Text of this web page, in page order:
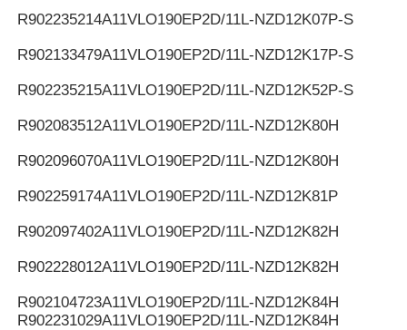
R902235214A11VLO190EP2D/11L-NZD12K07P-S
R902133479A11VLO190EP2D/11L-NZD12K17P-S
R902235215A11VLO190EP2D/11L-NZD12K52P-S
R902083512A11VLO190EP2D/11L-NZD12K80H
R902096070A11VLO190EP2D/11L-NZD12K80H
R902259174A11VLO190EP2D/11L-NZD12K81P
R902097402A11VLO190EP2D/11L-NZD12K82H
R902228012A11VLO190EP2D/11L-NZD12K82H
R902104723A11VLO190EP2D/11L-NZD12K84H
R902231029A11VLO190EP2D/11L-NZD12K84H